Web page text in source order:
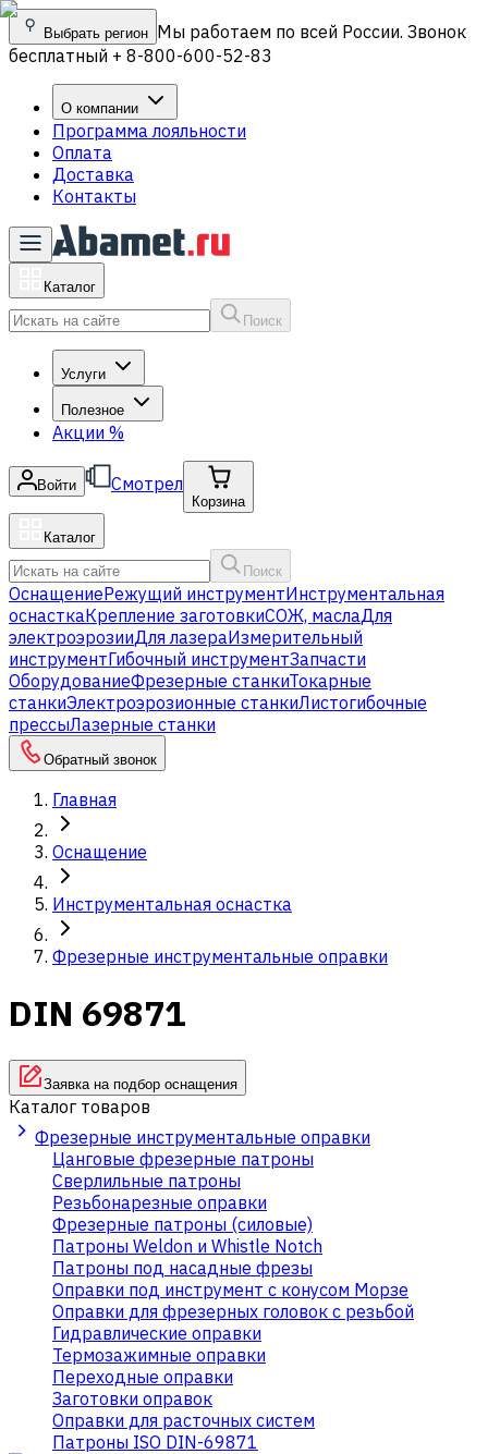
Выбрать регион Мы работаем по всей России. Звонок
бесплатный + 8-800-600-52-83
О компании
Программа лояльности
Оплата
Доставка
Контакты
Каталог
Поиск
Услуги
Полезное
Акции %
Войти Смотрел
Корзина
Каталог
Поиск
ОснащениеРежущий инструментИнструментальная
оснасткаКрепление заготовкиСОЖ, маслаДля
электроэрозииДля лазераИзмерительный
инструментГибочный инструментЗапчасти
ОборудованиеФрезерные станкиТокарные
станкиЭлектроэрозионные станкиЛистогибочные
прессыЛазерные станки
Обратный звонок
Главная
Оснащение
Инструментальная оснастка
Фрезерные инструментальные оправки
DIN 69871
Заявка на подбор оснащения
Каталог товаров
Фрезерные инструментальные оправки
Цанговые фрезерные патроны
Сверлильные патроны
Резьбонарезные оправки
Фрезерные патроны (силовые)
Патроны Weldon и Whistle Notch
Патроны под насадные фрезы
Оправки под инструмент с конусом Морзе
Оправки для фрезерных головок с резьбой
Гидравлические оправки
Термозажимные оправки
Переходные оправки
Заготовки оправок
Оправки для расточных систем
Патроны ISO DIN-69871